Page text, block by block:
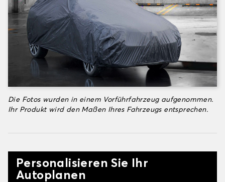
Die Fotos wurden in einem Vorführfahrzeug aufgenommen.
Ihr Produkt wird den Maßen Ihres Fahrzeugs entsprechen.
Personalisieren Sie Ihr
Autoplanen